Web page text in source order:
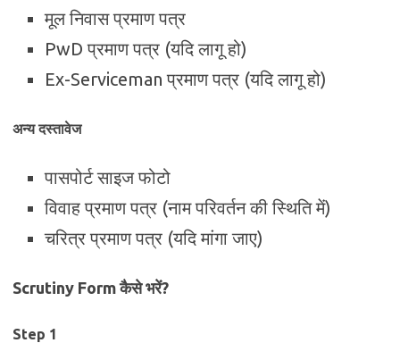
मूल निवास प्रमाण पत्र
PwD प्रमाण पत्र (यदि लागू हो)
Ex-Serviceman प्रमाण पत्र (यदि लागू हो)
अन्य दस्तावेज
पासपोर्ट साइज फोटो
विवाह प्रमाण पत्र (नाम परिवर्तन की स्थिति में)
चरित्र प्रमाण पत्र (यदि मांगा जाए)
Scrutiny Form कैसे भरें?
Step 1